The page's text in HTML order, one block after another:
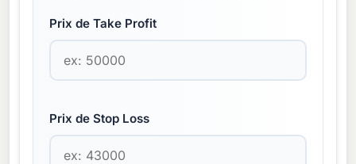
Prix de Take Profit
Prix de Stop Loss